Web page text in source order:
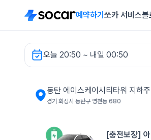
예약하기 쏘카 서비스블
오늘 20:50 ~ 내일 00:50
동탄 에이스케이시티타워 지하주차장 렌터카
동탄 에이스케이시티타워 지하
경기 화성시 동탄구 영천동 680
[충전보장] 아